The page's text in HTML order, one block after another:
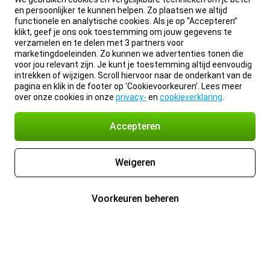
en persoonlijker te kunnen helpen. Zo plaatsen we altijd
functionele en analytische cookies. Als je op “Accepteren”
klikt, geef je ons ook toestemming om jouw gegevens te
verzamelen en te delen met 3 partners voor
marketingdoeleinden. Zo kunnen we advertenties tonen die
voor jou relevant zijn. Je kunt je toestemming altijd eenvoudig
intrekken of wijzigen. Scroll hiervoor naar de onderkant van de
pagina en klik in de footer op 'Cookievoorkeuren'. Lees meer
over onze cookies in onze privacy- en cookieverklaring
Accepteren
Weigeren
Voorkeuren beheren